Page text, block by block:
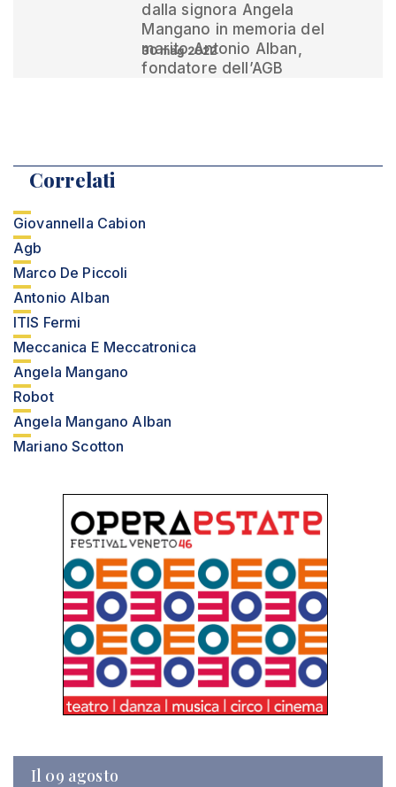
dalla signora Angela
Mangano in memoria del
marito Antonio Alban,
fondatore dell’AGB
30 mag 2022
Correlati
Giovannella Cabion
Agb
Marco De Piccoli
Antonio Alban
ITIS Fermi
Meccanica E Meccatronica
Angela Mangano
Robot
Angela Mangano Alban
Mariano Scotton
Il 09 agosto